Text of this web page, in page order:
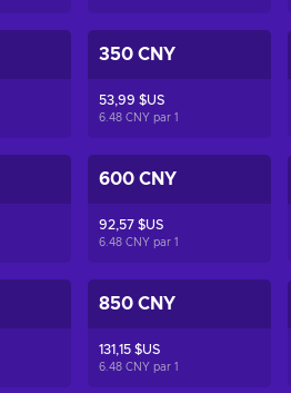
350 CNY
53,99 $US
6.48 CNY par 1
600 CNY
92,57 $US
6.48 CNY par 1
850 CNY
131,15 $US
6.48 CNY par 1